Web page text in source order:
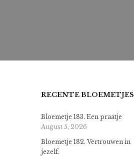
RECENTE BLOEMETJES
Bloemetje 183. Een praatje
August 5, 2026
Bloemetje 182. Vertrouwen in
jezelf.